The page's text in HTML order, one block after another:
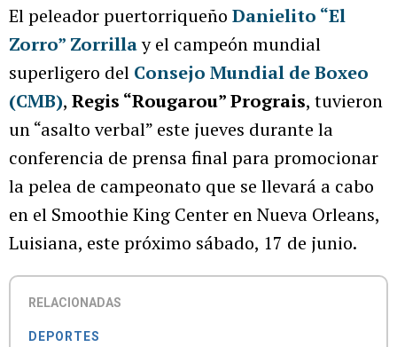
El peleador puertorriqueño Danielito “El
Zorro” Zorrillay el campeón mundial
superligero del Consejo Mundial de Boxeo
(CMB), Regis “Rougarou” Prograis, tuvieron
un “asalto verbal” este jueves durante la
conferencia de prensa final para promocionar
la pelea de campeonato que se llevará a cabo
en el Smoothie King Center en Nueva Orleans,
Luisiana, este próximo sábado, 17 de junio.
RELACIONADAS
DEPORTES